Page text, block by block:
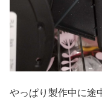
やっぱり製作中に途